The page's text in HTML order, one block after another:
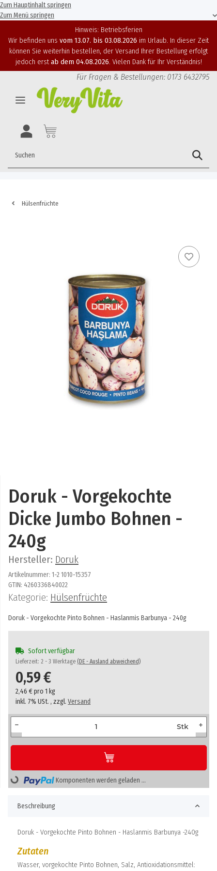
Zum Hauptinhalt springen
Zum Menü springen
Hinweis: Betriebsferien
Wir befinden uns vom 13.07. bis 03.08.2026 im Urlaub. In dieser Zeit
können Sie weiterhin bestellen, der Versand Ihrer Bestellung erfolgt
jedoch erstab dem 04.08.2026. Vielen Dank für Ihr Verständnis!
Für Fragen & Bestellungen: 0173 6432795
Hülsenfrüchte
Doruk - Vorgekochte
Dicke Jumbo Bohnen -
240g
Hersteller: Doruk
Artikelnummer: 1-2 1010-15357
GTIN: 4260336840022
Kategorie: Hülsenfrüchte
Doruk - Vorgekochte Pinto Bohnen - Haslanmis Barbunya - 240g
Sofort verfügbar
Lieferzeit: 2 - 3 Werktage (DE - Ausland abweichend)
0,59 €
2,46 € pro 1 kg
inkl. 7% USt. , zzgl. Versand
Stk
Loading... Komponenten werden geladen ...
Beschreibung
Doruk - Vorgekochte Pinto Bohnen - Haslanmis Barbunya -240g
Zutaten
Wasser, vorgekochte Pinto Bohnen, Salz, Antioxidationsmittel: